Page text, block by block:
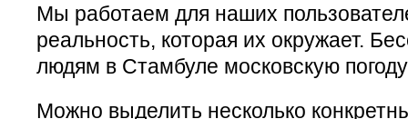
Мы работаем для наших
реальность, которая их окружает.
людям в Стамбуле московскую
Можно выделить несколько